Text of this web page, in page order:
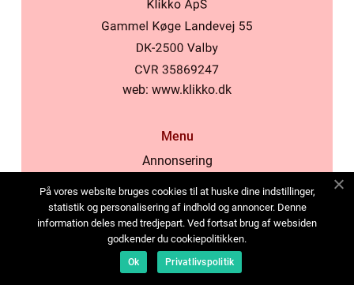
web: www.klikko.dk
Menu
Annonsering
Cookies
Kontakta oss
Sitemap
På vores website bruges cookies til at huske dine indstillinger,
statistik og personalisering af indhold og annoncer. Denne
information deles med tredjepart. Ved fortsat brug af websiden
godkender du cookiepolitikken.
Ok Privatlivspolitik